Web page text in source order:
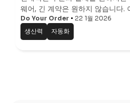
웨어, 긴 계약은 원하지 않습니다.
설턴트, IT 프리랜서, 에이전시, 호
에게 코드 한 줄 없이 부수입을 만
니다.
이 글은Do Your Order의 리셀
디지털화를반복 가능하고 낮은 리
Do Your Order
22 1월 2026
생산력
자동화